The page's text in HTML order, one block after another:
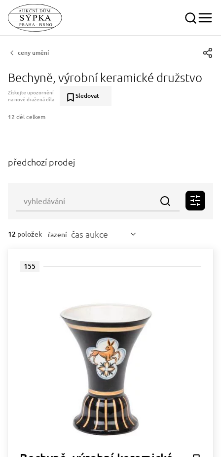
ceny umění
Bechyně, výrobní keramické družstvo
Získejte upozornění
na nově dražená díla
Sledovat
12 děl celkem
předchozí prodej
12 položek řazení čas aukce
155